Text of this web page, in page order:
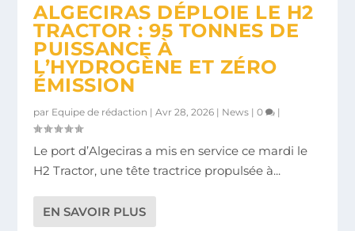
ALGECIRAS DÉPLOIE LE H2
TRACTOR : 95 TONNES DE
PUISSANCE À
L’HYDROGÈNE ET ZÉRO
ÉMISSION
par Equipe de rédaction |Avr 28, 2026 | News |0 |
Le port d’Algeciras a mis en service ce mardi le
H2 Tractor, une tête tractrice propulsée à...
EN SAVOIR PLUS